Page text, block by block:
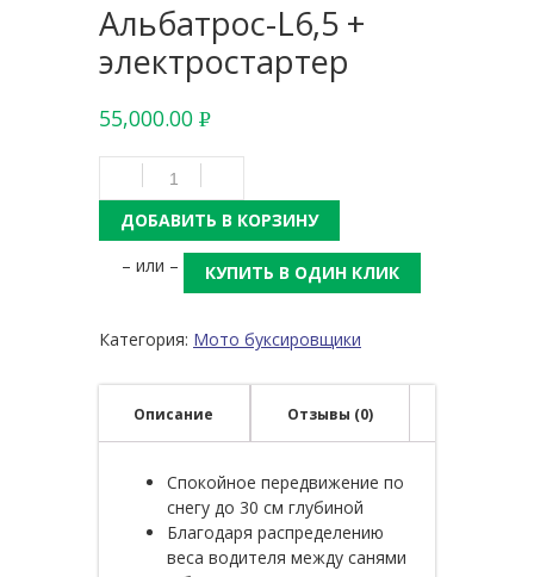
Альбатрос-L6,5 +
электростартер
55,000.00 Р
УБ.
ДОБАВИТЬ В КОРЗИНУ
– или –
КУПИТЬ В ОДИН КЛИК
Категория: Мото буксировщики
Описание Отзывы (0)
Спокойное передвижение по
снегу до 30 см глубиной
Благодаря распределению
веса водителя между санями